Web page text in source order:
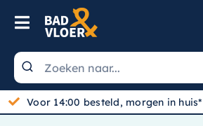
Skip to content
Toggle Navigation
Wastafels
Toiletten
Voor 14:00 besteld, morgen in huis*